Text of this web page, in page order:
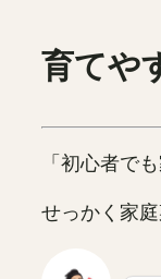
育てや
「初心者で
せっかく家